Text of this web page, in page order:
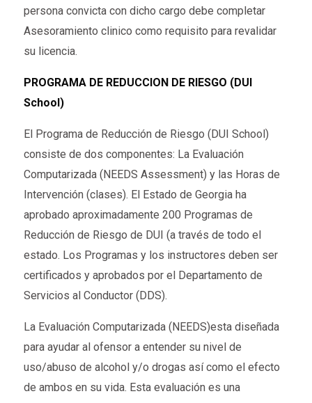
persona convicta con dicho cargo debe completar
Asesoramiento clinico como requisito para revalidar
su licencia.
PROGRAMA DE REDUCCION DE RIESGO (DUI
School)
El Programa de Reducción de Riesgo (DUI School)
consiste de dos componentes: La Evaluación
Computarizada (NEEDS Assessment) y las Horas de
Intervención (clases). El Estado de Georgia ha
aprobado aproximadamente 200 Programas de
Reducción de Riesgo de DUI (a través de todo el
estado. Los Programas y los instructores deben ser
certificados y aprobados por el Departamento de
Servicios al Conductor (DDS).
La Evaluación Computarizada (NEEDS)esta diseñada
para ayudar al ofensor a entender su nivel de
uso/abuso de alcohol y/o drogas así como el efecto
de ambos en su vida. Esta evaluación es una